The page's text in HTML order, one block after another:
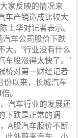
家反映的情况来
车产销造成比较大
士华对记者表示。
汽车公司股价下跌
大。“行业没有什么
车股涨得太快了。”
桥对第一财经记者
份以来，长城汽车
。
汽车行业的发展还
下跌是正常的调
A股汽车股价不断